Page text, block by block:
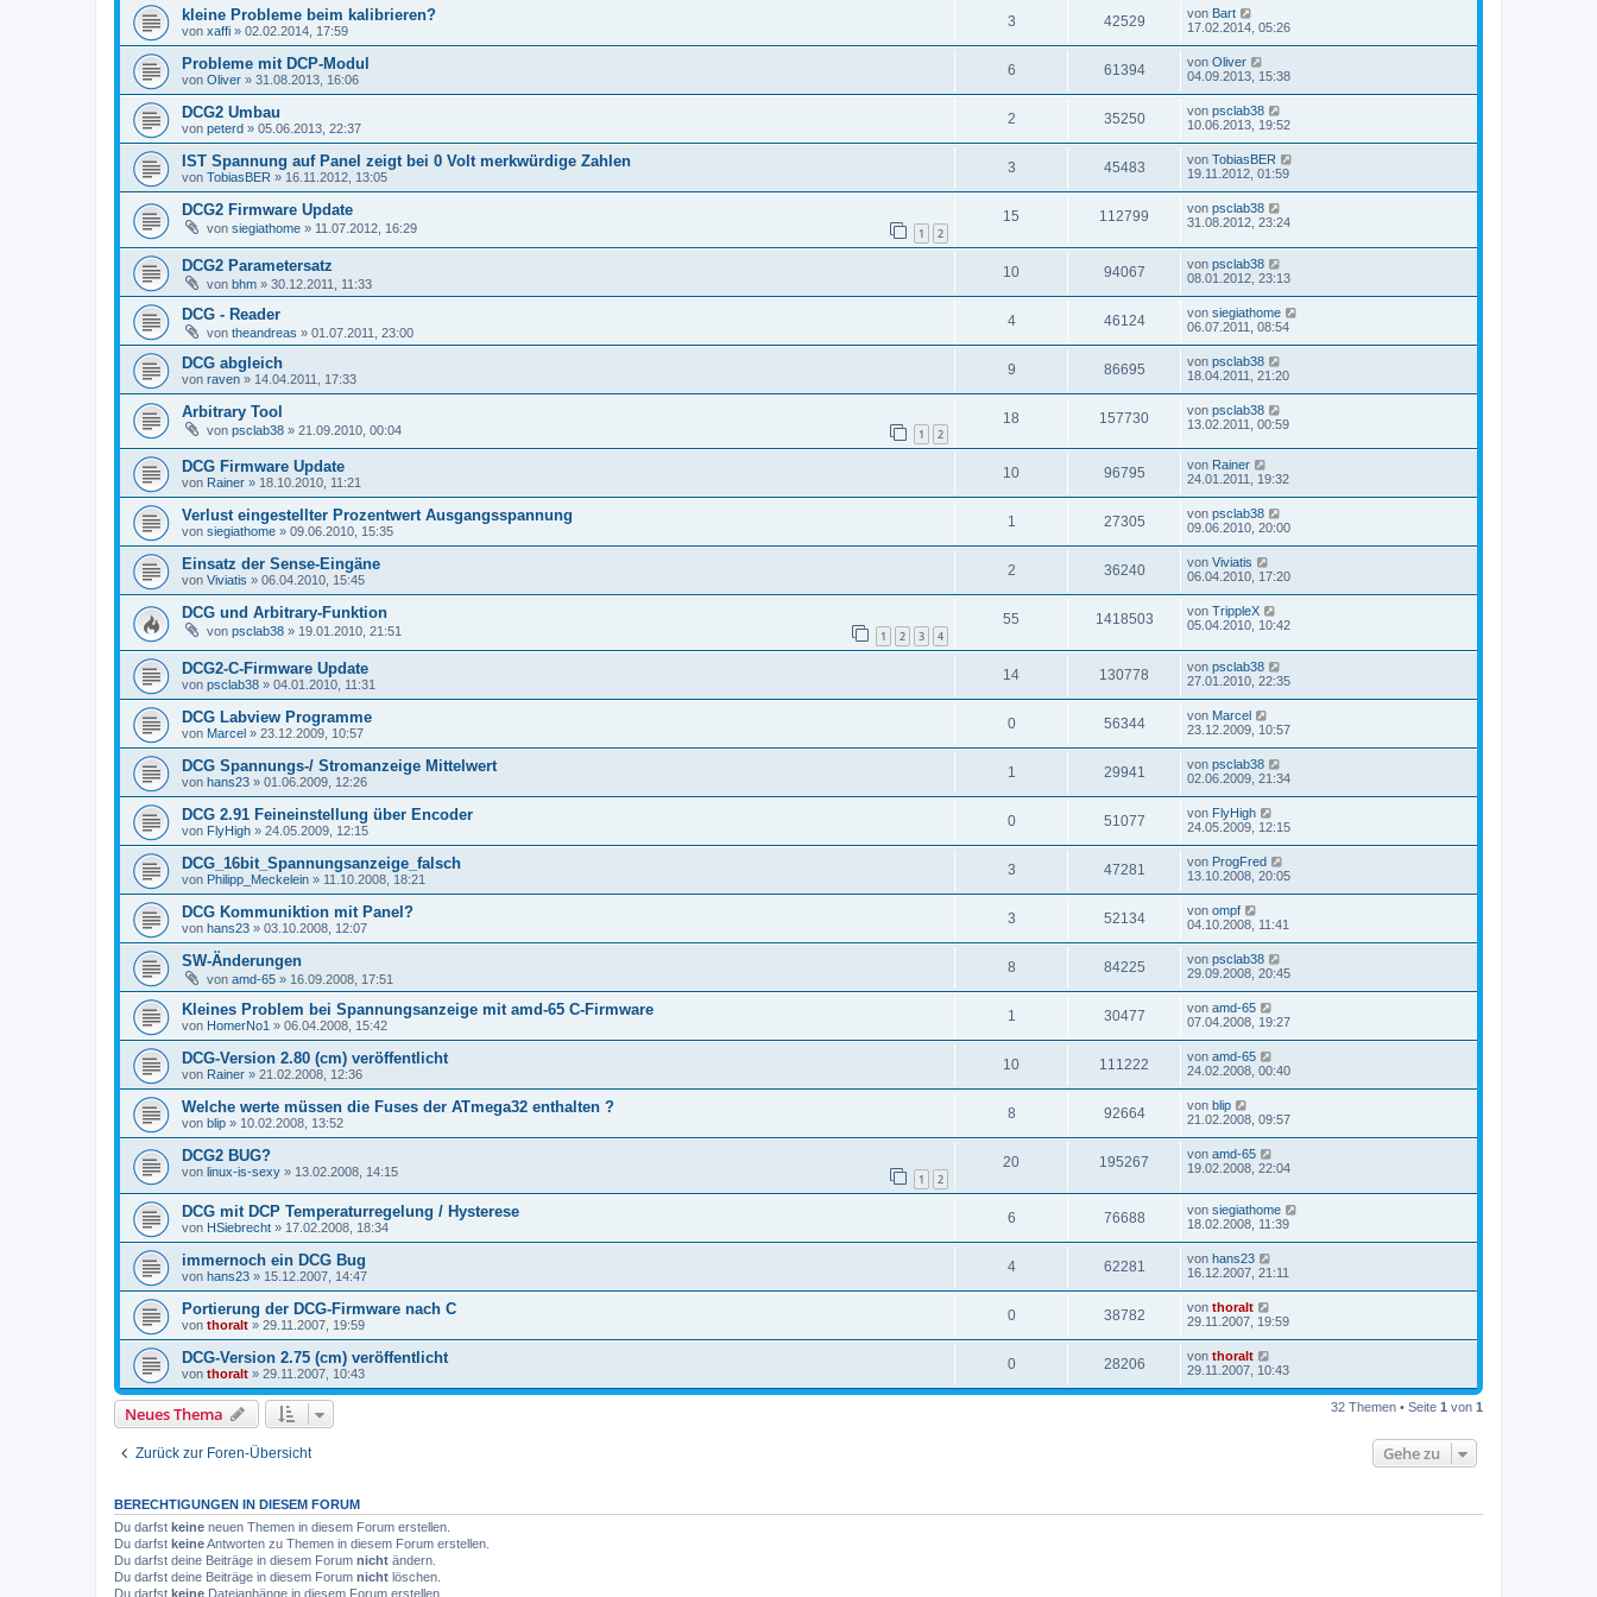
kleine Probleme beim kalibrieren?
von xaffi » 02.02.2014, 17:59
3 42529 von Bart
17.02.2014, 05:26
Probleme mit DCP-Modul
von Oliver » 31.08.2013, 16:06
6 61394 von Oliver
04.09.2013, 15:38
DCG2 Umbau
von peterd » 05.06.2013, 22:37
2 35250 von psclab38
10.06.2013, 19:52
IST Spannung auf Panel zeigt bei 0 Volt merkwürdige Zahlen
von TobiasBER » 16.11.2012, 13:05
3 45483 von TobiasBER
19.11.2012, 01:59
DCG2 Firmware Update
von siegiathome » 11.07.2012, 16:29 1 2
15 112799 von psclab38
31.08.2012, 23:24
DCG2 Parametersatz
von bhm » 30.12.2011, 11:33
10 94067 von psclab38
08.01.2012, 23:13
DCG - Reader
von theandreas » 01.07.2011, 23:00
4 46124 von siegiathome
06.07.2011, 08:54
DCG abgleich
von raven » 14.04.2011, 17:33
9 86695 von psclab38
18.04.2011, 21:20
Arbitrary Tool
von psclab38 » 21.09.2010, 00:04 1 2
18 157730 von psclab38
13.02.2011, 00:59
DCG Firmware Update
von Rainer » 18.10.2010, 11:21
10 96795 von Rainer
24.01.2011, 19:32
Verlust eingestellter Prozentwert Ausgangsspannung
von siegiathome » 09.06.2010, 15:35
1 27305 von psclab38
09.06.2010, 20:00
Einsatz der Sense-Eingäne
von Viviatis » 06.04.2010, 15:45
2 36240 von Viviatis
06.04.2010, 17:20
DCG und Arbitrary-Funktion
von psclab38 » 19.01.2010, 21:51 1 2 3 4
55 1418503 von TrippleX
05.04.2010, 10:42
DCG2-C-Firmware Update
von psclab38 » 04.01.2010, 11:31
14 130778 von psclab38
27.01.2010, 22:35
DCG Labview Programme
von Marcel » 23.12.2009, 10:57
0 56344 von Marcel
23.12.2009, 10:57
DCG Spannungs-/ Stromanzeige Mittelwert
von hans23 » 01.06.2009, 12:26
1 29941 von psclab38
02.06.2009, 21:34
DCG 2.91 Feineinstellung über Encoder
von FlyHigh » 24.05.2009, 12:15
0 51077 von FlyHigh
24.05.2009, 12:15
DCG_16bit_Spannungsanzeige_falsch
von Philipp_Meckelein » 11.10.2008, 18:21
3 47281 von ProgFred
13.10.2008, 20:05
DCG Kommuniktion mit Panel?
von hans23 » 03.10.2008, 12:07
3 52134 von ompf
04.10.2008, 11:41
SW-Änderungen
von amd-65 » 16.09.2008, 17:51
8 84225 von psclab38
29.09.2008, 20:45
Kleines Problem bei Spannungsanzeige mit amd-65 C-Firmware
von HomerNo1 » 06.04.2008, 15:42
1 30477 von amd-65
07.04.2008, 19:27
DCG-Version 2.80 (cm) veröffentlicht
von Rainer » 21.02.2008, 12:36
10 111222 von amd-65
24.02.2008, 00:40
Welche werte müssen die Fuses der ATmega32 enthalten ?
von blip » 10.02.2008, 13:52
8 92664 von blip
21.02.2008, 09:57
DCG2 BUG?
von linux-is-sexy » 13.02.2008, 14:15 1 2
20 195267 von amd-65
19.02.2008, 22:04
DCG mit DCP Temperaturregelung / Hysterese
von HSiebrecht » 17.02.2008, 18:34
6 76688 von siegiathome
18.02.2008, 11:39
immernoch ein DCG Bug
von hans23 » 15.12.2007, 14:47
4 62281 von hans23
16.12.2007, 21:11
Portierung der DCG-Firmware nach C
von thoralt » 29.11.2007, 19:59
0 38782 von thoralt
29.11.2007, 19:59
DCG-Version 2.75 (cm) veröffentlicht
von thoralt » 29.11.2007, 10:43
0 28206 von thoralt
29.11.2007, 10:43
Neues Thema 32 Themen • Seite 1 von 1
Zurück zur Foren-Übersicht Gehe zu
BERECHTIGUNGEN IN DIESEM FORUM
Du darfst keine neuen Themen in diesem Forum erstellen.
Du darfst keineAntworten zu Themen in diesem Forum erstellen.
Du darfst deine Beiträge in diesem Forum nicht ändern.
Du darfst deine Beiträge in diesem Forum nicht löschen.
Du darfst keine Dateianhänge in diesem Forum erstellen.